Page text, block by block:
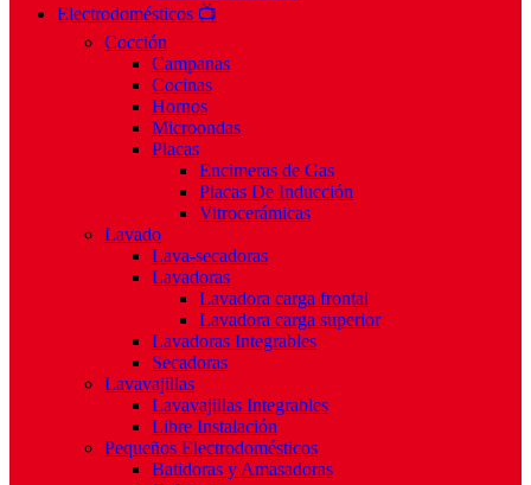
Electrodomésticos 📺
Cocción
Campanas
Cocinas
Hornos
Microondas
Placas
Encimeras de Gas
Placas De Inducción
Vitrocerámicas
Lavado
Lava-secadoras
Lavadoras
Lavadora carga frontal
Lavadora carga superior
Lavadoras Integrables
Secadoras
Lavavajillas
Lavavajillas Integrables
Libre Instalación
Pequeños Electrodomésticos
Batidoras y Amasadoras